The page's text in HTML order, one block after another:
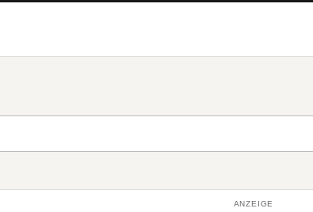
ANZEIGE